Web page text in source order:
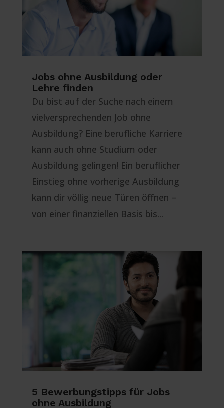
Jobs ohne Ausbildung oder
Lehre finden
Du bist auf der Suche nach einem
vielversprechenden Job ohne
Ausbildung? Eine berufliche Karriere
kann auch ohne Studium oder
Ausbildung gelingen! Ein beruflicher
Einstieg ohne vorherige Ausbildung
kann dir völlig neue Türen öffnen –
von einer finanziellen Basis bis...
5 Bewerbungstipps für Jobs
ohne Ausbildung